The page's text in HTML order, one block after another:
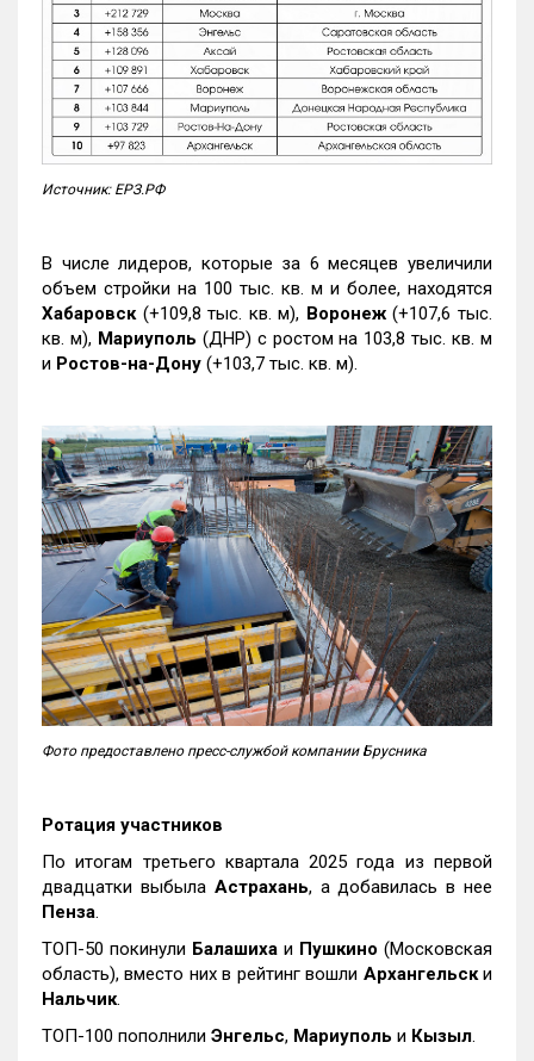
Источник: ЕРЗ.РФ
В числе лидеров, которые за 6 месяцев увеличили
объем стройки на 100 тыс. кв. м и более, находятся
Хабаровск (+109,8 тыс. кв. м), Воронеж(+107,6 тыс.
кв. м), Мариуполь (ДНР) с ростом на 103,8 тыс. кв. м
и Ростов-на-Дону (+103,7 тыс. кв. м).
Фото предоставлено пресс-службой компании Брусника
Ротация участников
По итогам третьего квартала 2025 года из первой
двадцатки выбыла Астрахань, а добавилась в нее
Пенза.
ТОП-50 покинули Балашиха и Пушкино (Московская
область), вместо них в рейтинг вошли Архангельски
Нальчик.
ТОП-100 пополнили Энгельс, Мариуполь и Кызыл.